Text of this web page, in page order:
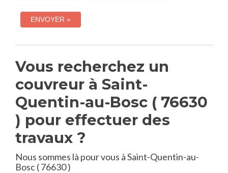
Vous recherchez un
couvreur à Saint-
Quentin-au-Bosc ( 76630
) pour effectuer des
travaux ?
Nous sommes là pour vous à Saint-Quentin-au-
Bosc ( 76630 )